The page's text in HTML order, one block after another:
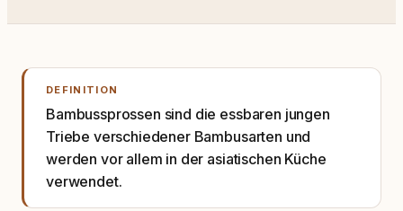
DEFINITION
Bambussprossen sind die essbaren jungen
Triebe verschiedener Bambusarten und
werden vor allem in der asiatischen Küche
verwendet.